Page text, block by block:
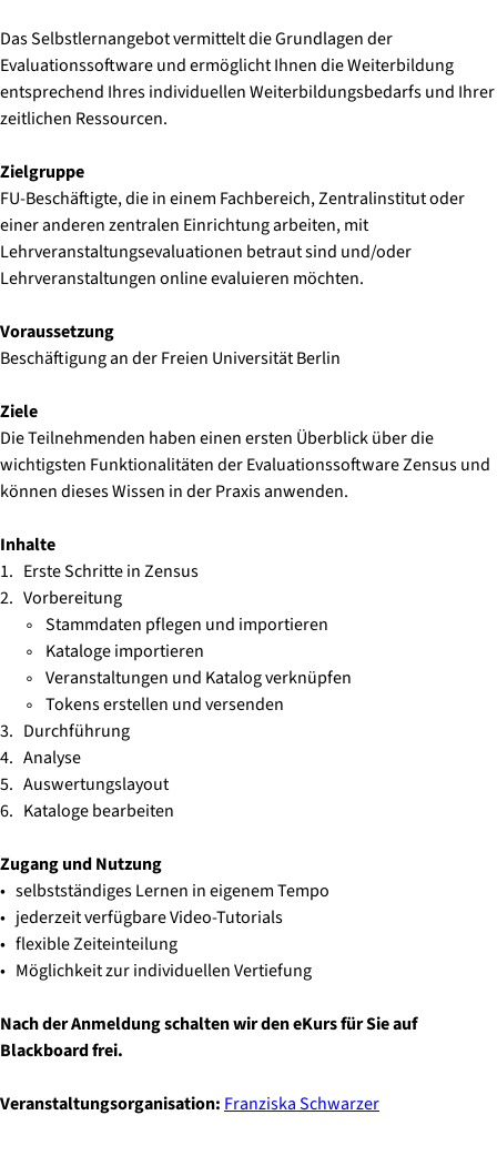
Das Selbstlernangebot vermittelt die Grundlagen der
Evaluationssoftware und ermöglicht Ihnen die Weiterbildung
entsprechend Ihres individuellen Weiterbildungsbedarfs und Ihrer
zeitlichen Ressourcen.
Zielgruppe
FU-Beschäftigte, die in einem Fachbereich, Zentralinstitut oder
einer anderen zentralen Einrichtung arbeiten, mit
Lehrveranstaltungsevaluationen betraut sind und/oder
Lehrveranstaltungen online evaluieren möchten.
Voraussetzung
Beschäftigung an der Freien Universität Berlin
Ziele
Die Teilnehmenden haben einen ersten Überblick über die
wichtigsten Funktionalitäten der Evaluationssoftware Zensus und
können dieses Wissen in der Praxis anwenden.
Inhalte
1. Erste Schritte in Zensus
2. Vorbereitung
◦ Stammdaten pflegen und importieren
◦ Kataloge importieren
◦ Veranstaltungen und Katalog verknüpfen
◦ Tokens erstellen und versenden
3. Durchführung
4. Analyse
5. Auswertungslayout
6. Kataloge bearbeiten
Zugang und Nutzung
• selbstständiges Lernen in eigenem Tempo
• jederzeit verfügbare Video-Tutorials
• flexible Zeiteinteilung
• Möglichkeit zur individuellen Vertiefung
Nach der Anmeldung schalten wir den eKurs für Sie auf
Blackboard frei.
Veranstaltungsorganisation: Franziska Schwarzer